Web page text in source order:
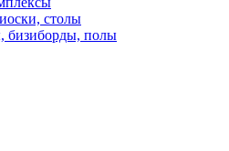
столы
бизиборды, полы